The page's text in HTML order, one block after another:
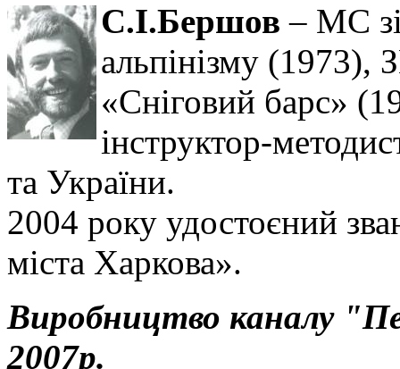
С.І.Бершов – МС
альпінізму
«Сніговий барс»
інструктор-
та України.
2004 року удостоєний
міста Харкова».
Виробництво каналу
2007р.